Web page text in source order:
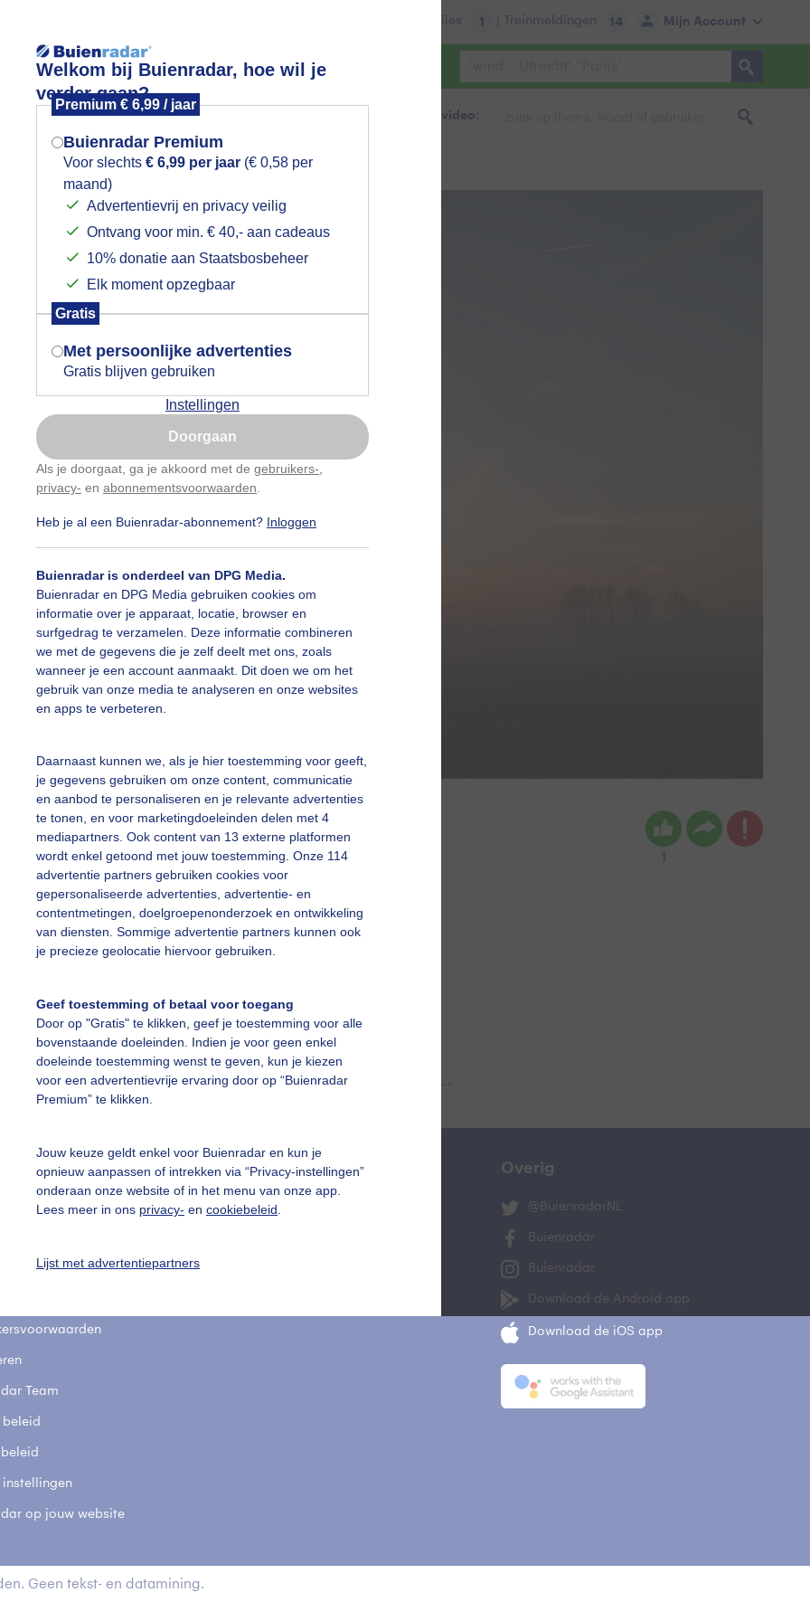
Welkom bij Buienradar, hoe wil je
verder gaan?
Premium € 6,99 / jaar
Buienradar Premium
Voor slechts € 6,99 per jaar (€ 0,58 per
maand)
Advertentievrij en privacy veilig
Ontvang voor min. € 40,- aan cadeaus
10% donatie aan Staatsbosbeheer
Elk moment opzegbaar
Gratis
Met persoonlijke advertenties
Gratis blijven gebruiken
Instellingen
Doorgaan
Als je doorgaat, ga je akkoord met de gebruikers-
privacy- en abonnementsvoorwaarden
Heb je al een Buienradar-abonnement? Inloggen
Buienradar is onderdeel van DPG Media.
Buienradar en DPG Media gebruiken cookies om
informatie over je apparaat, locatie, browser en
surfgedrag te verzamelen. Deze informatie combineren
we met de gegevens die je zelf deelt met ons, zoals
wanneer je een account aanmaakt. Dit doen we om het
gebruik van onze media te analyseren en onze websites
en apps te verbeteren.
Daarnaast kunnen we, als je hier toestemming voor geeft,
je gegevens gebruiken om onze content, communicatie
en aanbod te personaliseren en je relevante advertenties
te tonen, en voor marketingdoeleinden delen met 4
mediapartners. Ook content van 13 externe platformen
wordt enkel getoond met jouw toestemming. Onze 114
advertentie partners gebruiken cookies voor
gepersonaliseerde advertenties, advertentie- en
contentmetingen, doelgroepenonderzoek en ontwikkeling
van diensten. Sommige advertentie partners kunnen ook
je precieze geolocatie hiervoor gebruiken.
Geef toestemming of betaal voor toegang
Door op "Gratis" te klikken, geef je toestemming voor alle
bovenstaande doeleinden. Indien je voor geen enkel
doeleinde toestemming wenst te geven, kun je kiezen
voor een advertentievrije ervaring door op “Buienradar
Premium” te klikken.
Jouw keuze geldt enkel voor Buienradar en kun je
opnieuw aanpassen of intrekken via “Privacy-instellingen”
onderaan onze website of in het menu van onze app.
Lees meer in ons privacy- en cookiebeleid
Lijst met advertentiepartners
Mijn Account
Files 1 | Treinmeldingen 14
Foto en video Weerzine
Zoeken in foto & video:
Ilonka Arnoczky Gemaakt: 07-11-2025, 103x bekeken
1
slideshow
Een moment geduld aub...
Team
beleid
instellingen
op jouw website
Mijn weer
De Bilt
Overig
@BuienradarNL
Buienradar
Buienradar
Download de Android app
Download de iOS app
Geen tekst- en datamining.
Mogen we je locatie gebruiken voor
het weer?
Indien je hier nog geen akkoord op hebt
gegeven, verschijnt er zo een pop-up uit
je browser waarin deze toestemming
gevraagd wordt.
Is goed, toon de popup
Nu niet, misschien later
Gebruik je Safari en wil je niet elke dag deze pop-up
Klikhierom dit aan te passen